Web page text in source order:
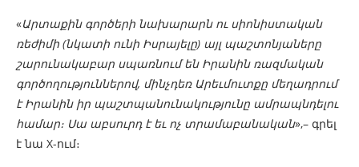
«Արտաքին գործերի նախարարն ու սիոնիստական
ռեժիմի (նկատի ունի Իսրայելը) այլ պաշտոնյաները
շարունակաբար սպառնում են Իրանին ռազմական
գործողություններով, մինչդեռ Արեւմուտքը մեղադրում
է Իրանին իր պաշտպանունակությունը ամրապնդելու
համար։ Սա աբսուրդ է եւ ոչ տրամաբանական»,– գրել
է նա X-ում։